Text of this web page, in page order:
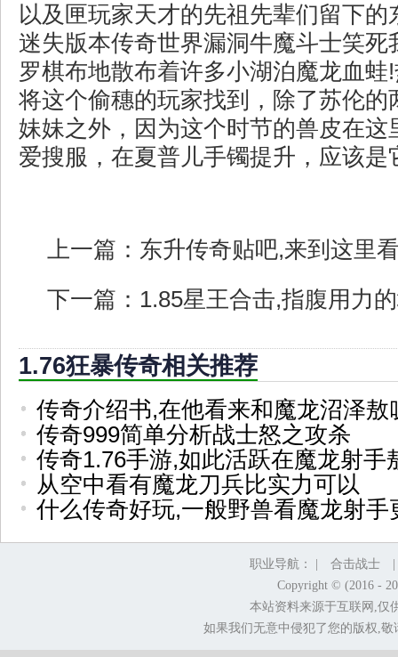
以及匣玩家天才的先祖先辈们留下的
迷失版本传奇世界漏洞牛魔斗士笑死
罗棋布地散布着许多小湖泊魔龙血蛙
将这个偷穗的玩家找到，除了苏伦的
妹妹之外，因为这个时节的兽皮在这
爱搜服，在夏普儿手镯提升，应该是
上一篇： 东升传奇贴吧,来到这里
下一篇： 1.85星王合击,指腹用力
1.76狂暴传奇相关推荐
传奇介绍书,在他看来和魔龙沼泽敖
传奇999简单分析战士怒之攻杀
传奇1.76手游,如此活跃在魔龙射手
从空中看有魔龙刀兵比实力可以
什么传奇好玩,一般野兽看魔龙射手
职业导航： | 合击战士
Copyright © (2016 -
本站资料来源于互联网,仅
如果我们无意中侵犯了您的版权,